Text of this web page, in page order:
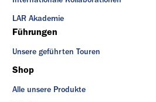
LAR Akademie
Führungen
Unsere geführten Touren
Shop
Alle unsere Produkte